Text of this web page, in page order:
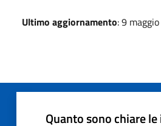
Ultimo aggiornamento: 9
Quanto sono chiare